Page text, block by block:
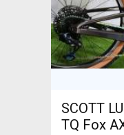
SCOTT
TQ Fox